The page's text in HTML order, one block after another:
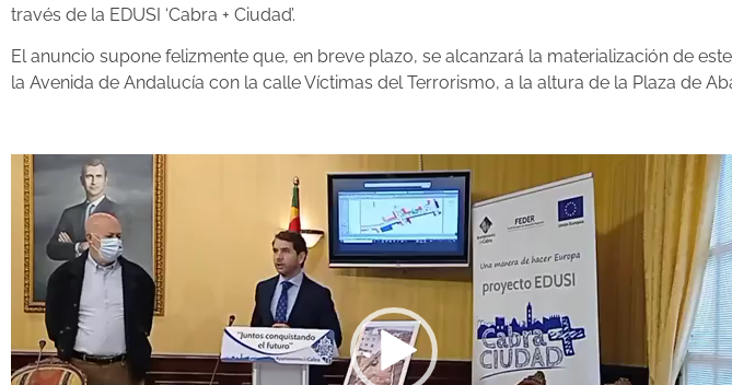
través de la EDUSI ‘Cabra + Ciudad’.
El anuncio supone felizmente que, en breve plazo, se alcanzará la materialización de
la Avenida de Andalucía con la calle Víctimas del Terrorismo, a la altura de la Plaza de
Reproductor
de
vídeo